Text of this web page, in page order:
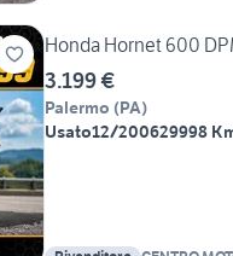
Honda Hornet 600
3.199 €
Palermo (PA)
Usato12/200629998